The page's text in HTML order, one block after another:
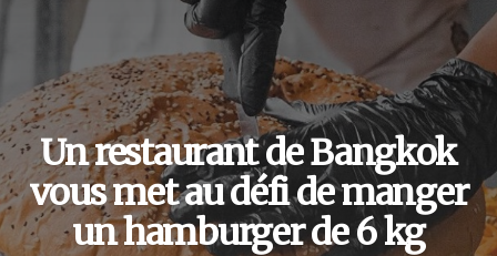
Un restaurant de Bangkok
vous met au défi de manger
un hamburger de 6 kg